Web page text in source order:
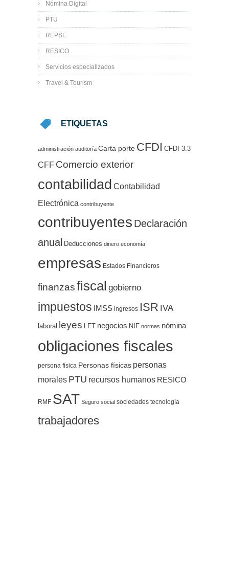
Nómina Digital
PTU
REPSE
RESICO
Servicios especializados
Travel & Tourism
ETIQUETAS
administración auditoría Carta porte CFDI CFDI 3.3
CFF Comercio exterior
contabilidad Contabilidad
Electrónica contribuyente
contribuyentes Declaración
anual Deducciones dinero economía
empresas Estados Financieros
finanzasfiscal gobierno
impuestos IMSS ingresos ISR IVA
laboral leyes LFT negocios NIF normas nómina
obligaciones fiscales
persona física Personas físicas personas
morales PTU recursos humanos RESICO
RMF SAT Seguro social sociedades tecnología
trabajadores